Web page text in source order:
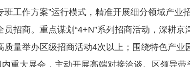
工作方案”运行模式，精准开展细分领域产业招
员招商。重点谋划“4+N”系列招商活动，深耕京
质量举办区级招商活动4次以上；围绕特色产业
重大展会，主动开展高端对接洽谈。区领导带